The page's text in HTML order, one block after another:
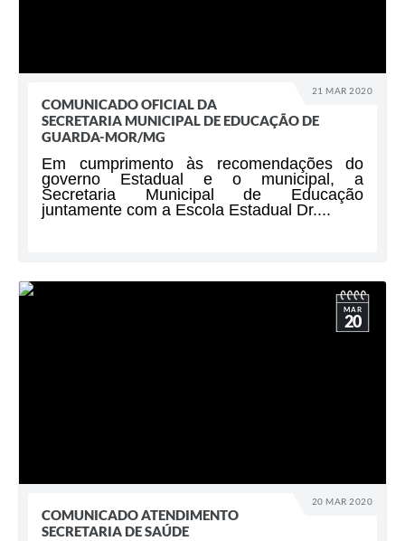
21 MAR 2020
COMUNICADO OFICIAL DA
SECRETARIA MUNICIPAL DE EDUCAÇÃO DE
GUARDA-MOR/MG
Em cumprimento às recomendações do
governo Estadual e o municipal, a
Secretaria Municipal de Educação
juntamente com a Escola Estadual Dr....
20 MAR 2020
MAR
20
COMUNICADO ATENDIMENTO
SECRETARIA DE SAÚDE